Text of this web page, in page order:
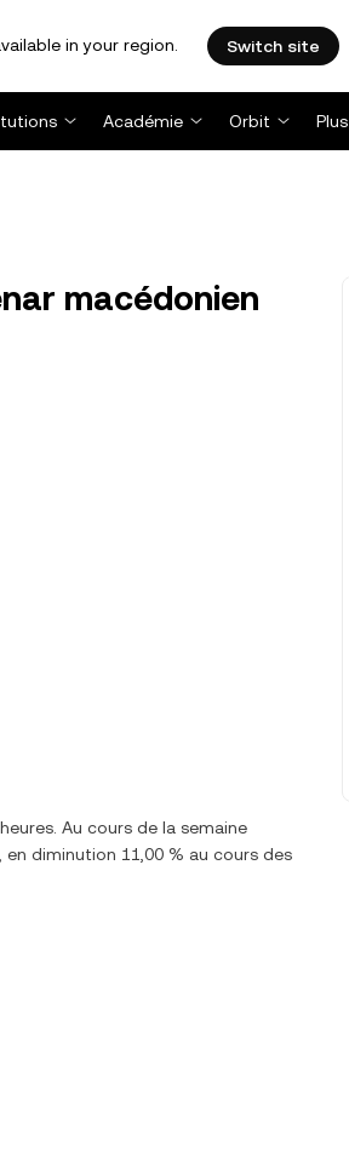
in your region. Switch site
Académie Orbit Plus
macédonien
Au cours de la semaine
en diminution 11,00 % au cours des